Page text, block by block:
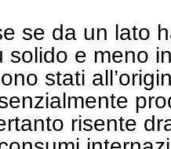
se da un lato
solido e meno
stati
risente